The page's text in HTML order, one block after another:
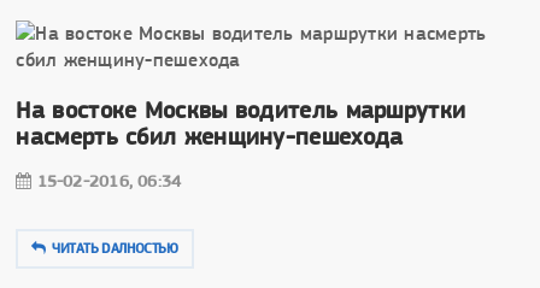
На востоке Москвы водитель маршрутки
насмерть сбил женщину-пешехода
15-02-2016, 06:34
ЧИТАТЬ DAЛНОСТЬЮ